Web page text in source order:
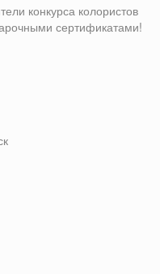
конкурса колористов
сертификатами!